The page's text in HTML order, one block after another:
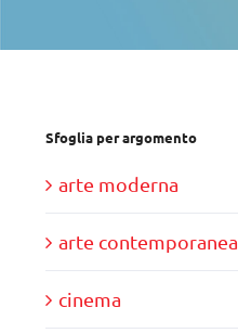
Sfoglia per argomento
arte moderna
arte contemporanea
cinema